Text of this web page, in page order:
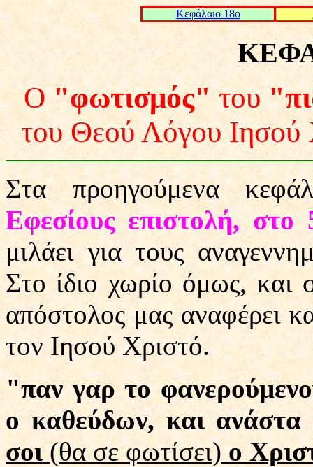
Kεφάλαιο 18ο
Ο "φωτισμός" του
του Θεού Λόγου Ιησού
Στα προηγούμενα
Εφεσίους επιστολή, στο
μιλάει για τους
Στο ίδιο χωρίο όμως, και
απόστολος μας αναφέρει
τον Ιησού Χριστό.
"παν γαρ το
ο καθεύδων, και
σοι (θα σε φωτίσει) ο